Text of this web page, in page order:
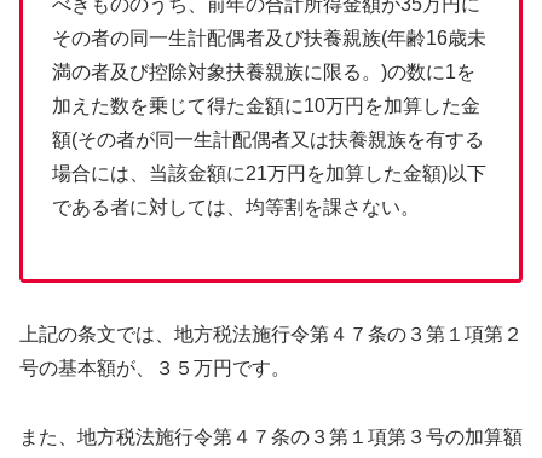
べきもののうち、前年の合計所得金額が35万円に
その者の同一生計配偶者及び扶養親族(年齢16歳未
満の者及び控除対象扶養親族に限る。)の数に1を
加えた数を乗じて得た金額に10万円を加算した金
額(その者が同一生計配偶者又は扶養親族を有する
場合には、当該金額に21万円を加算した金額)以下
である者に対しては、均等割を課さない。
上記の条文では、地方税法施行令第４７条の３第１項第２
号の基本額が、３５万円です。
また、地方税法施行令第４７条の３第１項第３号の加算額